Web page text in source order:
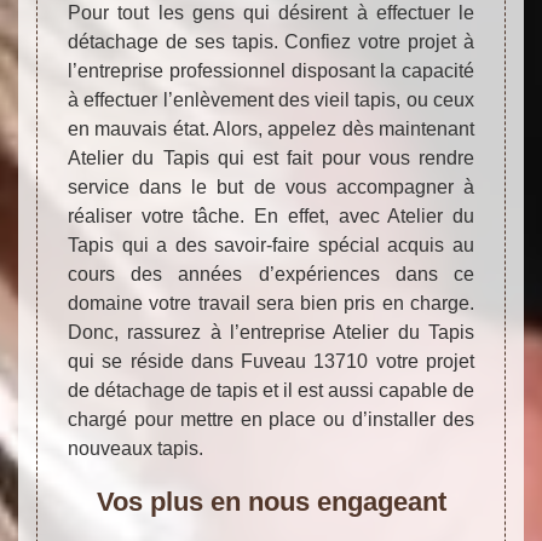
Pour tout les gens qui désirent à effectuer le
détachage de ses tapis. Confiez votre projet à
l’entreprise professionnel disposant la capacité
à effectuer l’enlèvement des vieil tapis, ou ceux
en mauvais état. Alors, appelez dès maintenant
Atelier du Tapis qui est fait pour vous rendre
service dans le but de vous accompagner à
réaliser votre tâche. En effet, avec Atelier du
Tapis qui a des savoir-faire spécial acquis au
cours des années d’expériences dans ce
domaine votre travail sera bien pris en charge.
Donc, rassurez à l’entreprise Atelier du Tapis
qui se réside dans Fuveau 13710 votre projet
de détachage de tapis et il est aussi capable de
chargé pour mettre en place ou d’installer des
nouveaux tapis.
Vos plus en nous engageant